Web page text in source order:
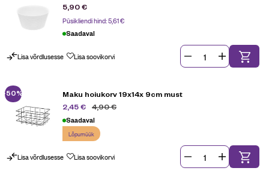
5,90€
Püsikliendi hind:5,61€
Saadaval
Lisa võrdlusesse Lisa soovikorvi
-50%
Maku hoiukorv 19x14x 9cm must
4,90€
2,45€
Saadaval
Lõpumüük
Lisa võrdlusesse Lisa soovikorvi